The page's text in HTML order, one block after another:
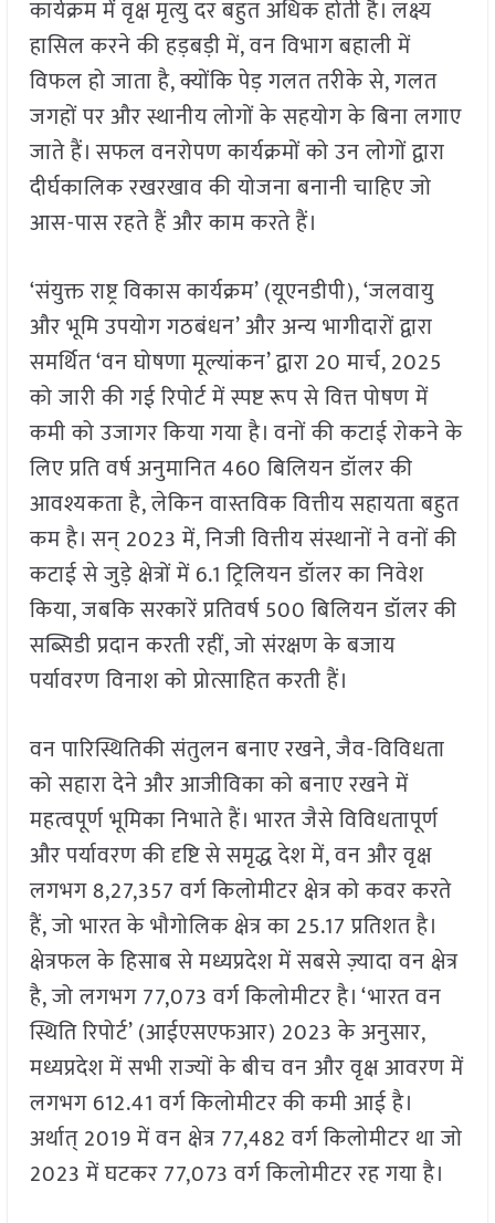
कार्यक्रम में वृक्ष मृत्यु दर बहुत अधिक होती है। लक्ष्य
हासिल करने की हड़बड़ी में, वन विभाग बहाली में
विफल हो जाता है, क्योंकि पेड़ गलत तरीके से, गलत
जगहों पर और स्थानीय लोगों के सहयोग के बिना लगाए
जाते हैं। सफल वनरोपण कार्यक्रमों को उन लोगों द्वारा
दीर्घकालिक रखरखाव की योजना बनानी चाहिए जो
आस-पास रहते हैं और काम करते हैं।
‘संयुक्त राष्ट्र विकास कार्यक्रम’ (यूएनडीपी), ‘जलवायु
और भूमि उपयोग गठबंधन’ और अन्य भागीदारों द्वारा
समर्थित ‘वन घोषणा मूल्यांकन’ द्वारा 20 मार्च, 2025
को जारी की गई रिपोर्ट में स्पष्ट रूप से वित्त पोषण में
कमी को उजागर किया गया है। वनों की कटाई रोकने के
लिए प्रति वर्ष अनुमानित 460 बिलियन डॉलर की
आवश्यकता है, लेकिन वास्तविक वित्तीय सहायता बहुत
कम है। सन् 2023 में, निजी वित्तीय संस्थानों ने वनों की
कटाई से जुड़े क्षेत्रों में 6.1 ट्रिलियन डॉलर का निवेश
किया, जबकि सरकारें प्रतिवर्ष 500 बिलियन डॉलर की
सब्सिडी प्रदान करती रहीं, जो संरक्षण के बजाय
पर्यावरण विनाश को प्रोत्साहित करती हैं।
वन पारिस्थितिकी संतुलन बनाए रखने, जैव-विविधता
को सहारा देने और आजीविका को बनाए रखने में
महत्वपूर्ण भूमिका निभाते हैं। भारत जैसे विविधतापूर्ण
और पर्यावरण की दृष्टि से समृद्ध देश में, वन और वृक्ष
लगभग 8,27,357 वर्ग किलोमीटर क्षेत्र को कवर करते
हैं, जो भारत के भौगोलिक क्षेत्र का 25.17 प्रतिशत है।
क्षेत्रफल के हिसाब से मध्यप्रदेश में सबसे ज़्यादा वन क्षेत्र
है, जो लगभग 77,073 वर्ग किलोमीटर है। ‘भारत वन
स्थिति रिपोर्ट’ (आईएसएफआर) 2023 के अनुसार,
मध्यप्रदेश में सभी राज्यों के बीच वन और वृक्ष आवरण में
लगभग 612.41 वर्ग किलोमीटर की कमी आई है।
अर्थात् 2019 में वन क्षेत्र 77,482 वर्ग किलोमीटर था जो
2023 में घटकर 77,073 वर्ग किलोमीटर रह गया है।